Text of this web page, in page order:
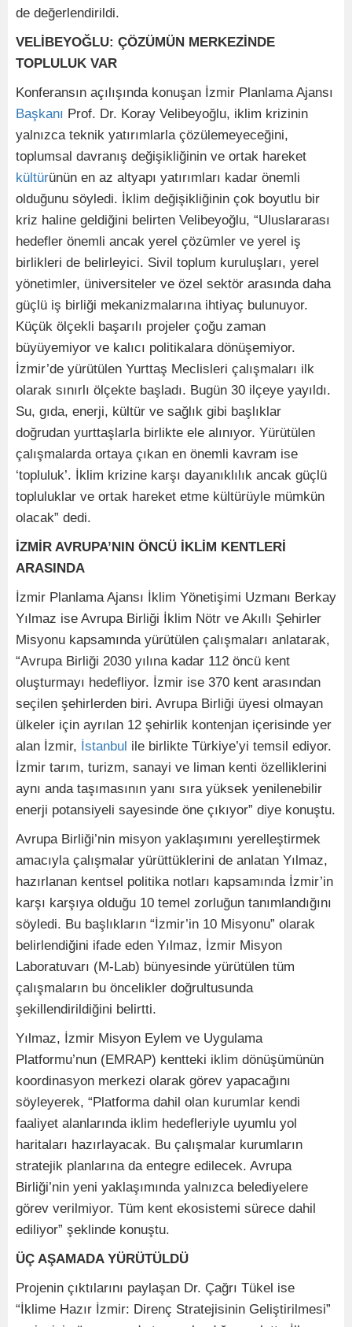
de değerlendirildi.
VELİBEYOĞLU: ÇÖZÜMÜN MERKEZİNDE
TOPLULUK VAR
Konferansın açılışında konuşan İzmir Planlama Ajansı
Başkanı Prof. Dr. Koray Velibeyoğlu, iklim krizinin
yalnızca teknik yatırımlarla çözülemeyeceğini,
toplumsal davranış değişikliğinin ve ortak hareket
kültürünün en az altyapı yatırımları kadar önemli
olduğunu söyledi. İklim değişikliğinin çok boyutlu bir
kriz haline geldiğini belirten Velibeyoğlu, “Uluslararası
hedefler önemli ancak yerel çözümler ve yerel iş
birlikleri de belirleyici. Sivil toplum kuruluşları, yerel
yönetimler, üniversiteler ve özel sektör arasında daha
güçlü iş birliği mekanizmalarına ihtiyaç bulunuyor.
Küçük ölçekli başarılı projeler çoğu zaman
büyüyemiyor ve kalıcı politikalara dönüşemiyor.
İzmir’de yürütülen Yurttaş Meclisleri çalışmaları ilk
olarak sınırlı ölçekte başladı. Bugün 30 ilçeye yayıldı.
Su, gıda, enerji, kültür ve sağlık gibi başlıklar
doğrudan yurttaşlarla birlikte ele alınıyor. Yürütülen
çalışmalarda ortaya çıkan en önemli kavram ise
‘topluluk’. İklim krizine karşı dayanıklılık ancak güçlü
topluluklar ve ortak hareket etme kültürüyle mümkün
olacak” dedi.
İZMİR AVRUPA’NIN ÖNCÜ İKLİM KENTLERİ
ARASINDA
İzmir Planlama Ajansı İklim Yönetişimi Uzmanı Berkay
Yılmaz ise Avrupa Birliği İklim Nötr ve Akıllı Şehirler
Misyonu kapsamında yürütülen çalışmaları anlatarak,
“Avrupa Birliği 2030 yılına kadar 112 öncü kent
oluşturmayı hedefliyor. İzmir ise 370 kent arasından
seçilen şehirlerden biri. Avrupa Birliği üyesi olmayan
ülkeler için ayrılan 12 şehirlik kontenjan içerisinde yer
alan İzmir, İstanbul ile birlikte Türkiye’yi temsil ediyor.
İzmir tarım, turizm, sanayi ve liman kenti özelliklerini
aynı anda taşımasının yanı sıra yüksek yenilenebilir
enerji potansiyeli sayesinde öne çıkıyor” diye konuştu.
Avrupa Birliği’nin misyon yaklaşımını yerelleştirmek
amacıyla çalışmalar yürüttüklerini de anlatan Yılmaz,
hazırlanan kentsel politika notları kapsamında İzmir’in
karşı karşıya olduğu 10 temel zorluğun tanımlandığını
söyledi. Bu başlıkların “İzmir’in 10 Misyonu” olarak
belirlendiğini ifade eden Yılmaz, İzmir Misyon
Laboratuvarı (M-Lab) bünyesinde yürütülen tüm
çalışmaların bu öncelikler doğrultusunda
şekillendirildiğini belirtti.
Yılmaz, İzmir Misyon Eylem ve Uygulama
Platformu’nun (EMRAP) kentteki iklim dönüşümünün
koordinasyon merkezi olarak görev yapacağını
söyleyerek, “Platforma dahil olan kurumlar kendi
faaliyet alanlarında iklim hedefleriyle uyumlu yol
haritaları hazırlayacak. Bu çalışmalar kurumların
stratejik planlarına da entegre edilecek. Avrupa
Birliği’nin yeni yaklaşımında yalnızca belediyelere
görev verilmiyor. Tüm kent ekosistemi sürece dahil
ediliyor” şeklinde konuştu.
ÜÇ AŞAMADA YÜRÜTÜLDÜ
Projenin çıktılarını paylaşan Dr. Çağrı Tükel ise
“İklime Hazır İzmir: Direnç Stratejisinin Geliştirilmesi”